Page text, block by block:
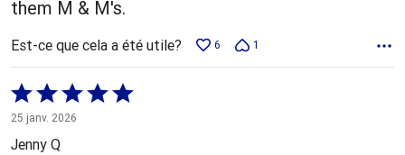
them M & M's.
Est-ce que cela a été utile? 6 1
Coté
5 sur
5
25 janv. 2026
Jenny Q